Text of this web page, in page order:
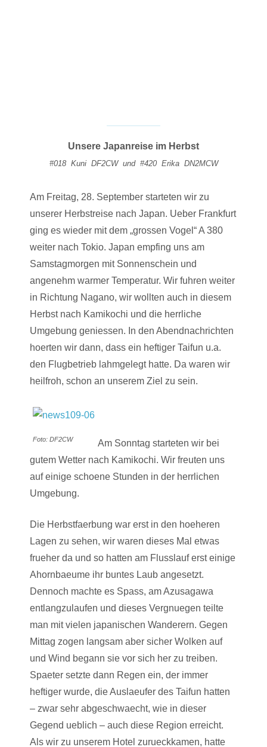
Unsere Japanreise im Herbst
#018 Kuni DF2CW und #420 Erika DN2MCW
Am Freitag, 28. September starteten wir zu
unserer Herbstreise nach Japan. Ueber Frankfurt
ging es wieder mit dem „grossen Vogel“ A 380
weiter nach Tokio. Japan empfing uns am
Samstagmorgen mit Sonnenschein und
angenehm warmer Temperatur. Wir fuhren weiter
in Richtung Nagano, wir wollten auch in diesem
Herbst nach Kamikochi und die herrliche
Umgebung geniessen. In den Abendnachrichten
hoerten wir dann, dass ein heftiger Taifun u.a.
den Flugbetrieb lahmgelegt hatte. Da waren wir
heilfroh, schon an unserem Ziel zu sein.
Foto: DF2CW
Am Sonntag starteten wir bei
gutem Wetter nach Kamikochi. Wir freuten uns
auf einige schoene Stunden in der herrlichen
Umgebung.
Die Herbstfaerbung war erst in den hoeheren
Lagen zu sehen, wir waren dieses Mal etwas
frueher da und so hatten am Flusslauf erst einige
Ahornbaeume ihr buntes Laub angesetzt.
Dennoch machte es Spass, am Azusagawa
entlangzulaufen und dieses Vergnuegen teilte
man mit vielen japanischen Wanderern. Gegen
Mittag zogen langsam aber sicher Wolken auf
und Wind begann sie vor sich her zu treiben.
Spaeter setzte dann Regen ein, der immer
heftiger wurde, die Auslaeufer des Taifun hatten
– zwar sehr abgeschwaecht, wie in dieser
Gegend ueblich – auch diese Region erreicht.
Als wir zu unserem Hotel zurueckkamen, hatte